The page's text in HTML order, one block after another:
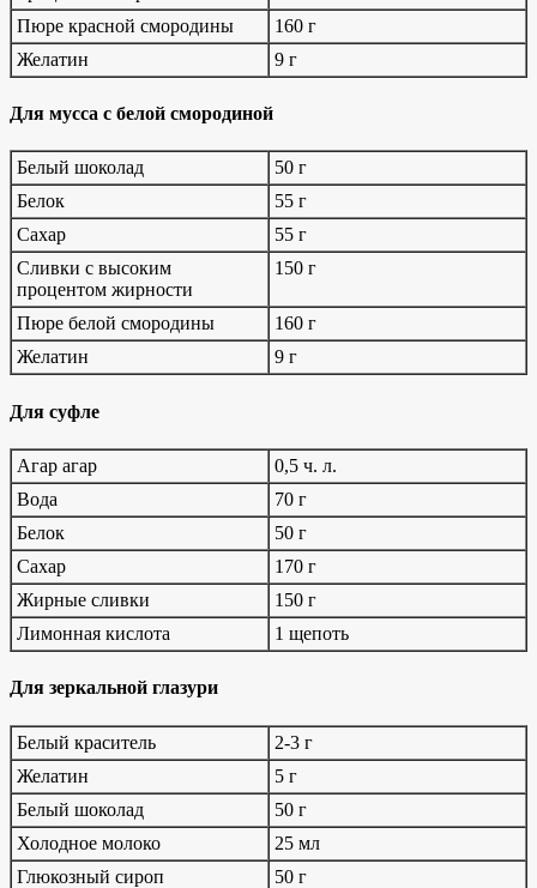
Пюре красной смородины
160 г
Желатин
9 г
Для мусса с белой смородиной
Белый шоколад
50 г
Белок
55 г
Сахар
55 г
Сливки с высоким
процентом жирности
150 г
Пюре белой смородины
160 г
Желатин
9 г
Для суфле
Агар агар
0,5 ч. л.
Вода
70 г
Белок
50 г
Сахар
170 г
Жирные сливки
150 г
Лимонная кислота
1 щепоть
Для зеркальной глазури
Белый краситель
2-3 г
Желатин
5 г
Белый шоколад
50 г
Холодное молоко
25 мл
Глюкозный сироп
50 г